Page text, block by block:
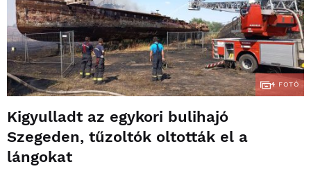
4 FOTÓ
Kigyulladt az egykori bulihajó
Szegeden, tűzoltók oltották el a
lángokat